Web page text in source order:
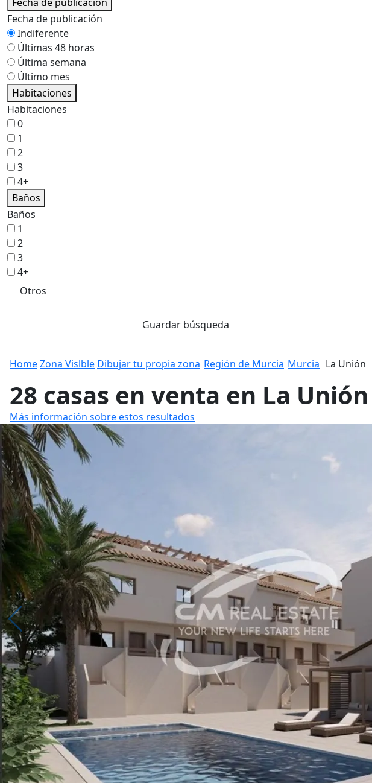
Fecha de publicación
Indiferente
Últimas 48 horas
Última semana
Último mes
Habitaciones
Habitaciones
0
1
2
3
4+
Baños
Baños
1
2
3
4+
Otros
Guardar búsqueda
HomeZona Vislble Dibujar tu propia zona Región de Murcia Murcia La Unión
28 casas en venta en La Unión
Más información sobre estos resultados